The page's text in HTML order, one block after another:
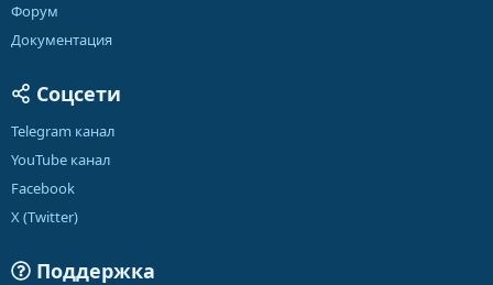
Форум
Документация
Соцсети
Telegram канал
YouTube канал
Facebook
X (Twitter)
Поддержка